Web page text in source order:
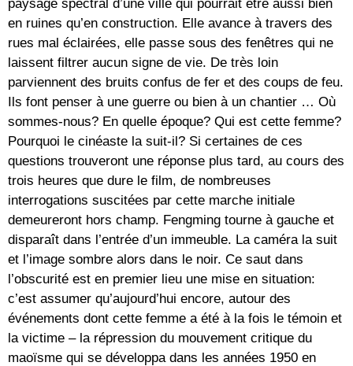
paysage spectral d’une ville qui pourrait être aussi bien
en ruines qu’en construction. Elle avance à travers des
rues mal éclairées, elle passe sous des fenêtres qui ne
laissent filtrer aucun signe de vie. De très loin
parviennent des bruits confus de fer et des coups de feu.
Ils font penser à une guerre ou bien à un chantier … Où
sommes-nous? En quelle époque? Qui est cette femme?
Pourquoi le cinéaste la suit-il? Si certaines de ces
questions trouveront une réponse plus tard, au cours des
trois heures que dure le film, de nombreuses
interrogations suscitées par cette marche initiale
demeureront hors champ. Fengming tourne à gauche et
disparaît dans l’entrée d’un immeuble. La caméra la suit
et l’image sombre alors dans le noir. Ce saut dans
l’obscurité est en premier lieu une mise en situation:
c’est assumer qu’aujourd’hui encore, autour des
événements dont cette femme a été à la fois le témoin et
la victime – la répression du mouvement critique du
maoïsme qui se développa dans les années 1950 en